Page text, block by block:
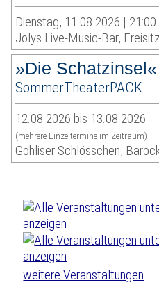
Dienstag, 11.08.2026 | 21:00
Jolys Live-Music-Bar, Freisitz
»Die Schatzinsel«
SommerTheaterPACK
12.08.2026 bis 13.08.2026
(mehrere Einzeltermine im Zeitraum)
Gohliser Schlösschen,
weitere Veranstaltungen